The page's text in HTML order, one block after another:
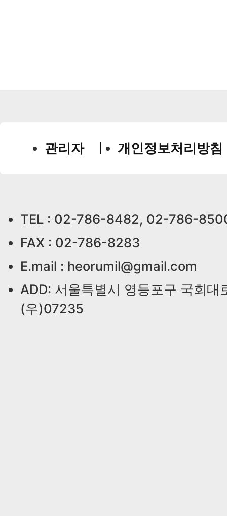
관리자 개인정보처리방침
TEL : 02-786-8482, 02-786-
FAX : 02-786-8283
E.mail : heorumil@gmail.com
ADD: 서울특별시 영등포구 국회
(우)07235